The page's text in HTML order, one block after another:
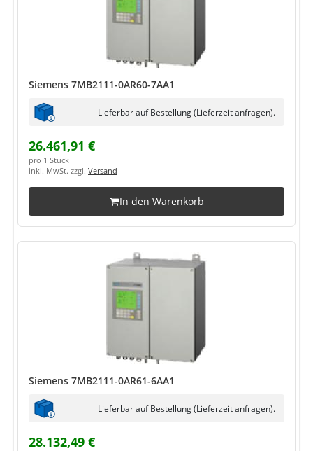
Siemens 7MB2111-0AR60-7AA1
Lieferbar auf Bestellung (Lieferzeit anfragen).
26.461,91 €
pro 1 Stück
inkl. MwSt. zzgl. Versand
In den Warenkorb
Siemens 7MB2111-0AR61-6AA1
Lieferbar auf Bestellung (Lieferzeit anfragen).
28.132,49 €